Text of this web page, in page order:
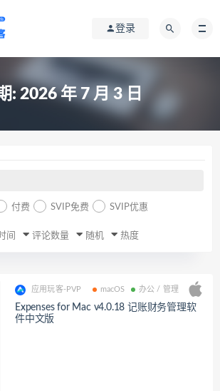
登录
: 2026 年 7 月 3 日
付费 SVIP免费 SVIP优惠
间 评论数量 随机 热度
应用玩客-PVP macOS 办公 / 管理
Expenses for Mac v4.0.18 记账财务管理软
件中文版